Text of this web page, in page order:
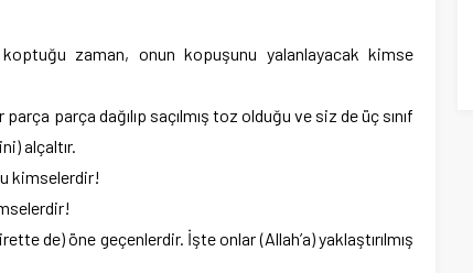
zaman, onun kopuşunu yalanlayacak kimse
parça dağılıp saçılmış toz olduğu ve siz de üç sınıf
alçaltır.
kimselerdir!
de) öne geçenlerdir. İşte onlar (Allah’a) yaklaştırılmış